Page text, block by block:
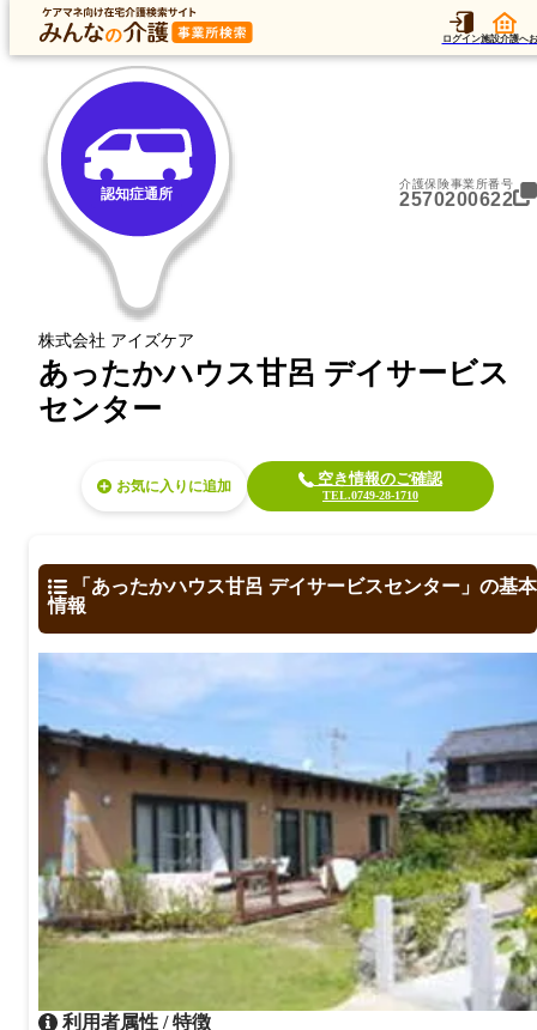
ログイン施設介護へ
トップ データ
トップ 滋賀県 彦根市 認知症通所 あったかハウス甘呂 デイサービスセンター
認知症通所
株式会社 アイズケア
介護保険事業所番号
2570200622
あったかハウス甘呂 デイサービス
センター
お気に入り 空き情報のご確認
TEL.0749-28-1710
「あったかハウス甘呂 デイサービスセンター」の基本
情報
利用者属性 / 特徴